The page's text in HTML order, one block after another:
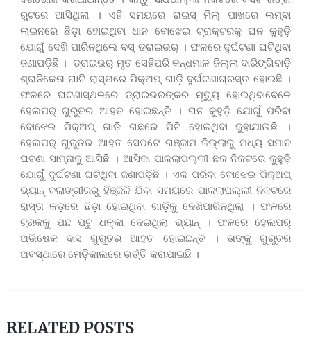
ରୁଟରେ ଆସିଥିଲା । ଏହି ସମୟରେ ରାଇସ୍ ମିଲ୍ ପାଖରେ ଲମ୍ବା
ଲାଇନରେ ଛିଡ଼ା ହୋଇଥିବା ଧାନ ବୋଝେଇ ଟ୍ରାକ୍ଟରକୁ ଘନ କୁହୁଡ଼ି
ଯୋଗୁଁ ଦେଖି ପାରିନଥିଲେ ବସ୍ ଡ୍ରାଇଭର୍ । ଫଳରେ ଦୁର୍ଘଟଣା ଘଟିଥିବା
ଜଣାପଡ଼ିଛି । ଡ୍ରାଇଭର୍ ମୃତ ସେହିପରି କନ୍ଧମାଳ ଜିଲ୍ଲା ଦାରିଙ୍ଗିବାଡ଼ି
ଶ୍ରାନିକେତା ଘାଟି ରାସ୍ତାରେ ପିକ୍‌ଅପ୍‌ ଗାଡ଼ି ଦୁର୍ଘଟଣାଗ୍ରସ୍ତ ହୋଇଛି ।
ଫଳରେ ଘଟଣାସ୍ଥଳରେ ଡ୍ରାଇଭରଙ୍କର ମୃତ୍ୟୁ ହୋଇଥିବାବେଳେ
ହେଲପର୍ ଗୁରୁତର ଆହତ ହୋଇଛନ୍ତି । ଘନ କୁହୁଡ଼ି ଯୋଗୁଁ ପରିବା
ବୋଝେଇ ପିକ୍‌ଅପ୍‌ ଗାଡ଼ି ଗଛରେ ପିଟି ହୋଇଥିବା କୁହାଯାଉଛି ।
ହେଲପର୍ ଗୁରୁତର ଆହତ ସେପଟେ ଗଞ୍ଜାମ ଜିଲ୍ଲାରୁ ମଧ୍ୟ ସମାନ
ଘଟଣା ସାମ୍ନାକୁ ଆସିଛି । ଆସିକା ପାକଲାପଲ୍ଲୀ ଛକ ନିକଟରେ କୁହୁଡ଼ି
ଯୋଗୁଁ ଦୁର୍ଘଟଣା ଘଟିଥିବା ଜଣାପଡ଼ିଛି । ଏକ ପରିବା ବୋଝେଇ ପିକ୍‌ଅପ୍‌
ଭ୍ୟାନ୍ ବଲାଙ୍ଗୀରରୁ ହିଞ୍ଜିଳି ଯିବା ସମୟରେ ପାକଲାପଲ୍ଲୀ ନିକଟରେ
ରାସ୍ତା କଡ଼ରେ ଛିଡ଼ା ହୋଇଥିବା ଗାଡ଼ିକୁ ଦେଖିପାରିନଥିଲା । ଫଳରେ
ଟ୍ରକକୁ ପଛ ପଟୁ ଧକ୍କା ଦେଇଥିଲା ଭ୍ୟାନ୍ । ଫଳରେ ହେଲପର୍
ଅଭିଷେକ ଦାସ ଗୁରୁତର ଆହତ ହୋଇଛନ୍ତି । ତାଙ୍କୁ ଗୁରୁତର
ଅବସ୍ଥାରେ ମେଡ଼ିକାଲରେ ଭର୍ତ୍ତି କରାଯାଇଛି ।
RELATED POSTS